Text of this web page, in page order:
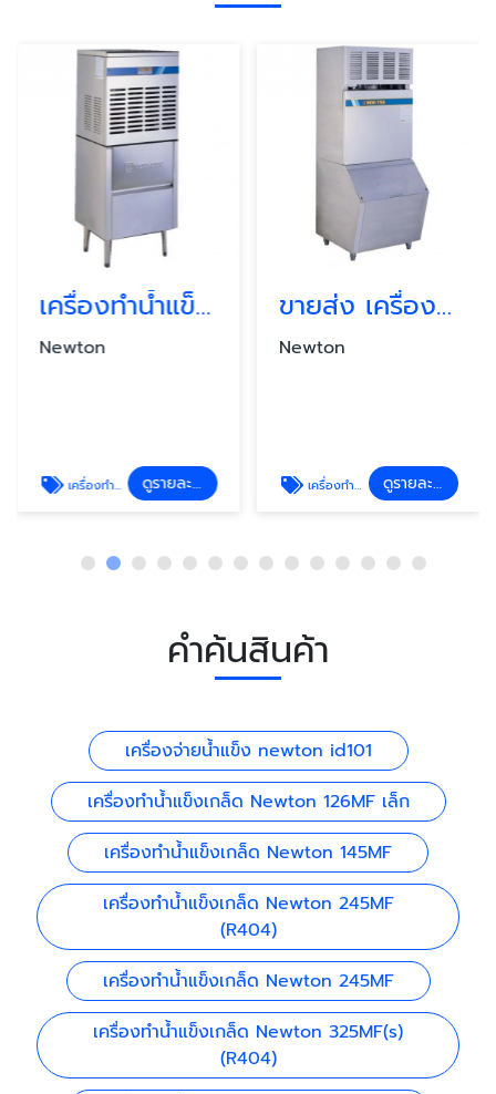
เครื่องทำน้ำแข็งเกล็ด ราคาถูก
Newton
เครื่องทำน้ำแข็งเกล็ด Newton 126MF เล็ก ดูรายละเอียด
ขายส่ง เครื่องทำน้ำแข็งเกล็ด
Newton
เครื่องทำน้ำแข็งเกล็ด Newton 145MF ดูรายละเอียด
คำค้นสินค้า
เครื่องจ่ายน้ำแข็ง newton id101
เครื่องทำน้ำแข็งเกล็ด Newton 126MF เล็ก
เครื่องทำน้ำแข็งเกล็ด Newton 145MF
เครื่องทำน้ำแข็งเกล็ด Newton 245MF
(R404)
เครื่องทำน้ำแข็งเกล็ด Newton 245MF
เครื่องทำน้ำแข็งเกล็ด Newton 325MF(s)
(R404)